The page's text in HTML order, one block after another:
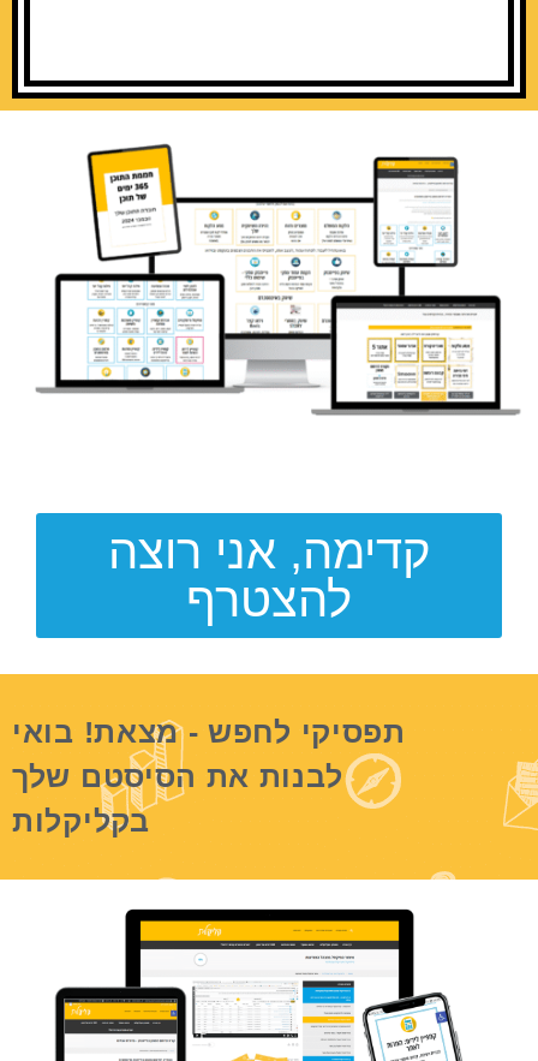
קדימה, אני רוצה
להצטרף
תפסיקי לחפש - מצאת! בואי
לבנות את הסיסטם שלך
בקליקלות